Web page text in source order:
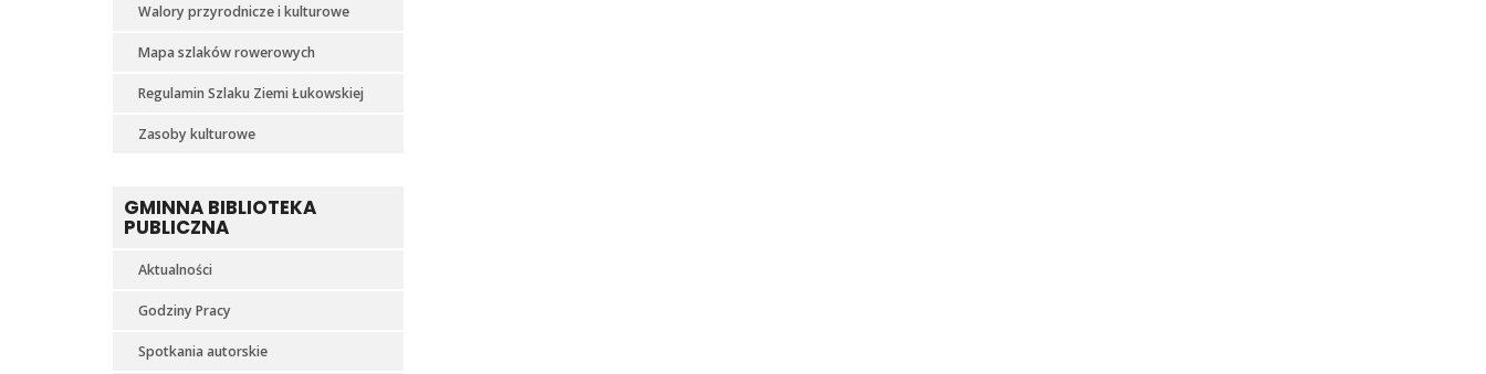
Walory przyrodnicze i kulturowe
Mapa szlaków rowerowych
Regulamin Szlaku Ziemi Łukowskiej
Zasoby kulturowe
GMINNA BIBLIOTEKA
PUBLICZNA
Aktualności
Godziny Pracy
Spotkania autorskie